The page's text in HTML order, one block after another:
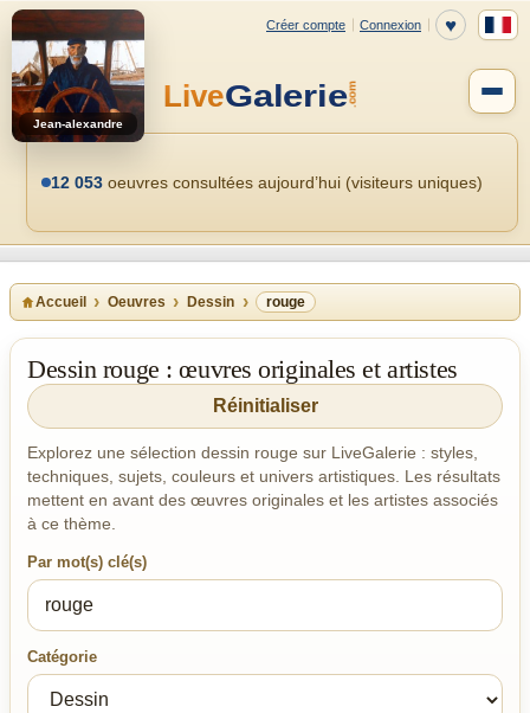
Jean-alexandre
12 053 oeuvres consultées aujourd’hui (visiteurs uniques)
Accueil Oeuvres Dessin rouge
Dessin rouge : œuvres originales et artistes
Réinitialiser
Explorez une sélection dessin rouge sur LiveGalerie : styles,
techniques, sujets, couleurs et univers artistiques. Les résultats
mettent en avant des œuvres originales et les artistes associés
à ce thème.
Par mot(s) clé(s)
Catégorie